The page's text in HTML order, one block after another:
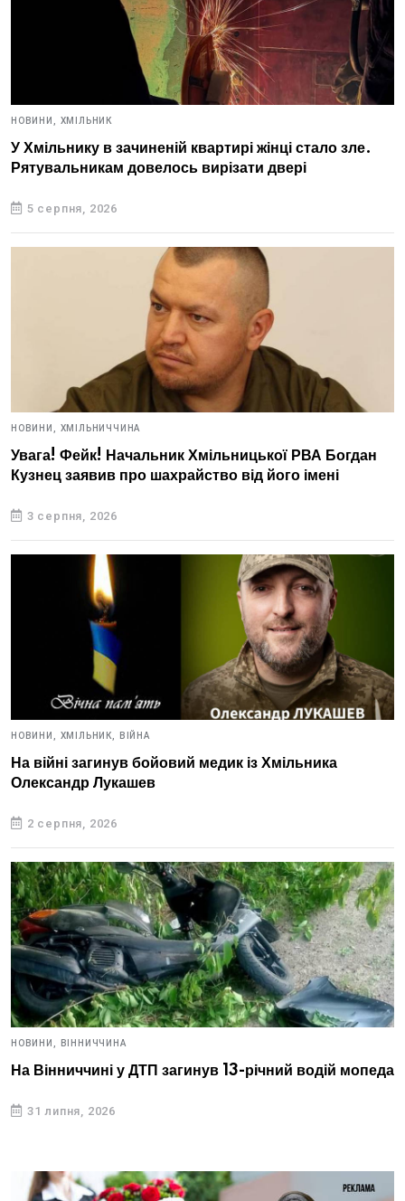
НОВИНИ, ХМІЛЬНИК
У Хмільнику в зачиненій квартирі жінці стало зле.
Рятувальникам довелось вирізати двері
5 серпня, 2026
НОВИНИ, ХМІЛЬНИЧЧИНА
Увага! Фейк! Начальник Хмільницької РВА Богдан
Кузнец заявив про шахрайство від його імені
3 серпня, 2026
НОВИНИ, ХМІЛЬНИК, ВІЙНА
На війні загинув бойовий медик із Хмільника
Олександр Лукашев
2 серпня, 2026
НОВИНИ, ВІННИЧЧИНА
На Вінниччині у ДТП загинув 13-річний водій мопеда
31 липня, 2026